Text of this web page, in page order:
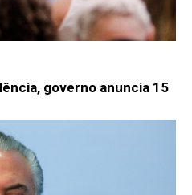
governo anuncia 15